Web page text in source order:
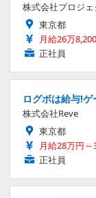
株式会社プロジ
東京都
月給26万
正社員
ログボは給与!
株式会社Reve
東京都
月給28万円～
正社員